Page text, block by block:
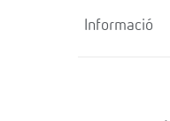
Informació